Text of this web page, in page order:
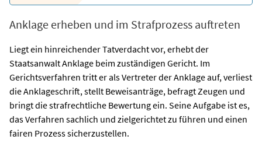
Anklage erheben und im Strafprozess auftreten
Liegt ein hinreichender Tatverdacht vor, erhebt der
Staatsanwalt Anklage beim zuständigen Gericht. Im
Gerichtsverfahren tritt er als Vertreter der Anklage auf, verliest
die Anklageschrift, stellt Beweisanträge, befragt Zeugen und
bringt die strafrechtliche Bewertung ein. Seine Aufgabe ist es,
das Verfahren sachlich und zielgerichtet zu führen und einen
fairen Prozess sicherzustellen.